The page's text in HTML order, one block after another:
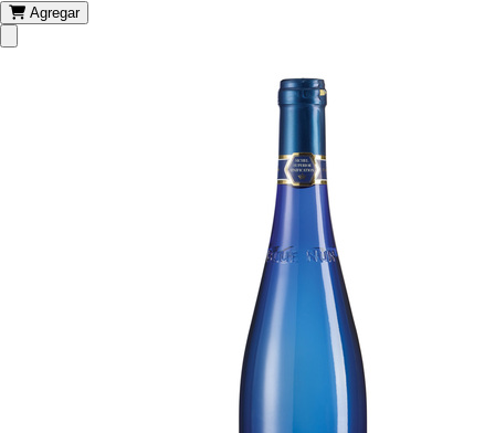
Agregar